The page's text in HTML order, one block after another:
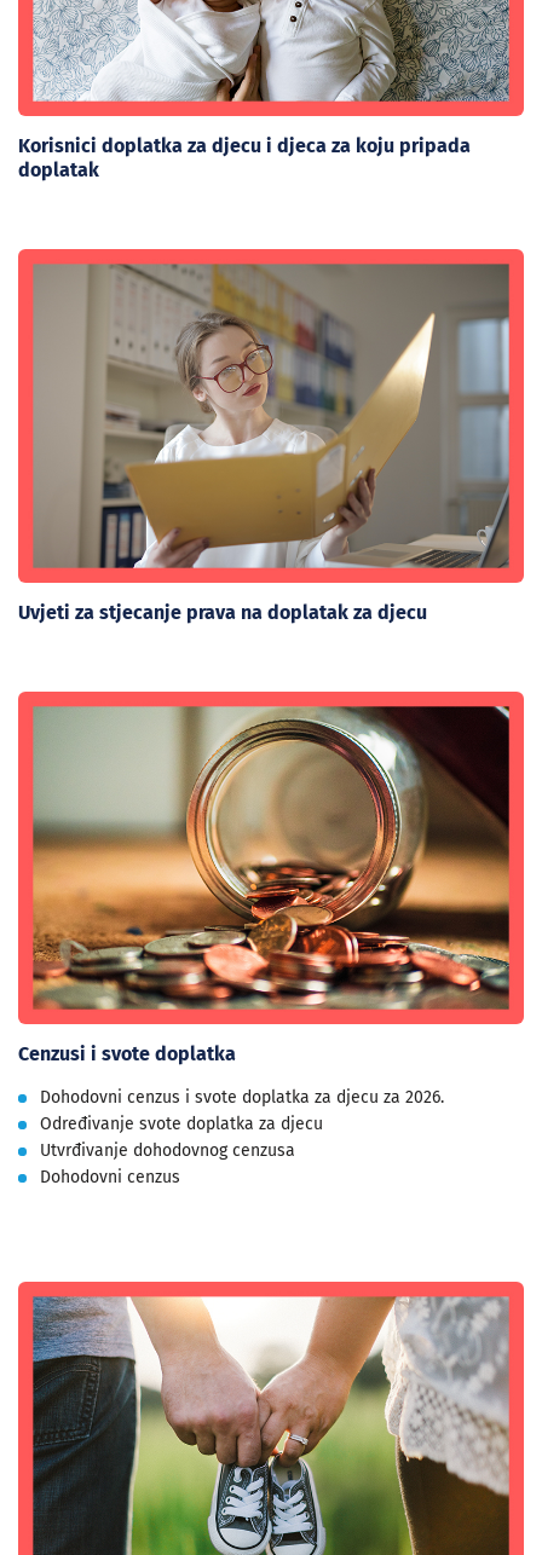
Korisnici doplatka za djecu i djeca za koju pripada
doplatak
Uvjeti za stjecanje prava na doplatak za djecu
Cenzusi i svote doplatka
Dohodovni cenzus i svote doplatka za djecu za 2026.
Određivanje svote doplatka za djecu
Utvrđivanje dohodovnog cenzusa
Dohodovni cenzus